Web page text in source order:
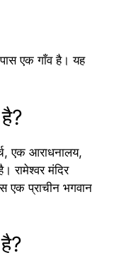
एक गाँव है। यह
एक आराधनालय,
रामेश्वर मंदिर
एक प्राचीन भगवान